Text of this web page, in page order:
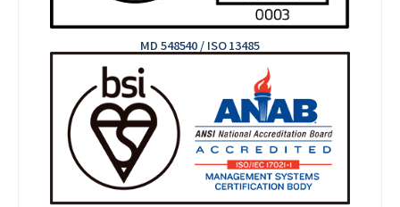
MD 548540 / ISO 13485